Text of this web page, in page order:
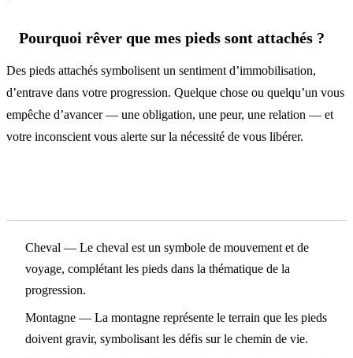
Pourquoi rêver que mes pieds sont attachés ?
Des pieds attachés symbolisent un sentiment d’immobilisation,
d’entrave dans votre progression. Quelque chose ou quelqu’un vous
empêche d’avancer — une obligation, une peur, une relation — et
votre inconscient vous alerte sur la nécessité de vous libérer.
Cheval — Le cheval est un symbole de mouvement et de
voyage, complétant les pieds dans la thématique de la
progression.
Montagne — La montagne représente le terrain que les pieds
doivent gravir, symbolisant les défis sur le chemin de vie.